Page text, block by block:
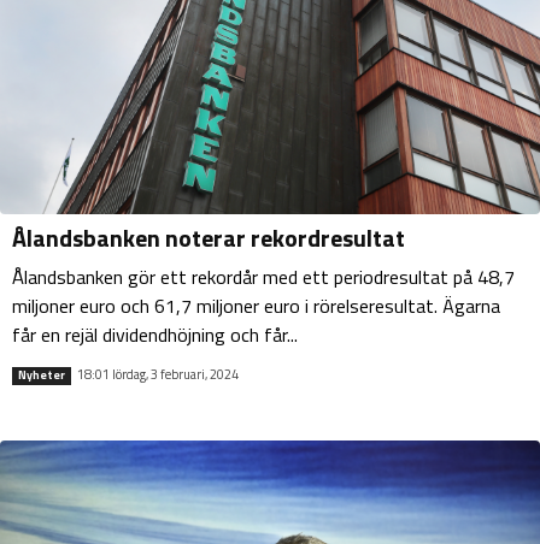
Ålandsbanken noterar rekordresultat
Ålandsbanken gör ett rekordår med ett periodresultat på 48,7
miljoner euro och 61,7 miljoner euro i rörelseresultat. Ägarna
får en rejäl dividendhöjning och får...
Nyheter 18:01 lördag, 3 februari, 2024